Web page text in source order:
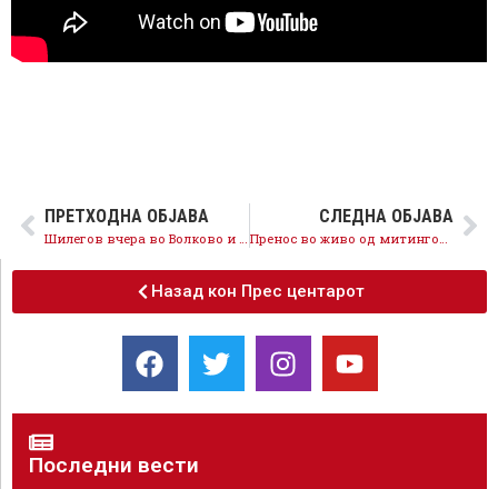
ПРЕТХОДНА ОБЈАВА
Шилегов вчера во Волково и Ѓорче, денес во Центар
СЛЕДНА ОБЈАВА
Пренос во живо од митингот во Куманово
Назад кон Прес центарот
Последни вести